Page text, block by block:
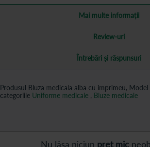
Mai multe informații
Review-uri
Întrebări și răspunsuri
Produsul Bluza medicala alba cu imprimeu,
categoriile Uniforme medicale , Bluze medicale
Nu lăsa niciun preț mic